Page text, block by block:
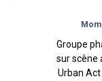
Groupe
sur scène
Urban